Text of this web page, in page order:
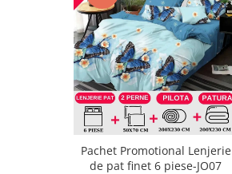
Pachet Promotional Lenjerie
de pat finet 6 piese-JO07